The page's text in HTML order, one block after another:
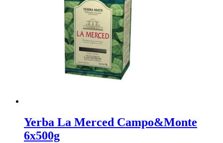
Yerba La Merced Campo&Monte
6x500g